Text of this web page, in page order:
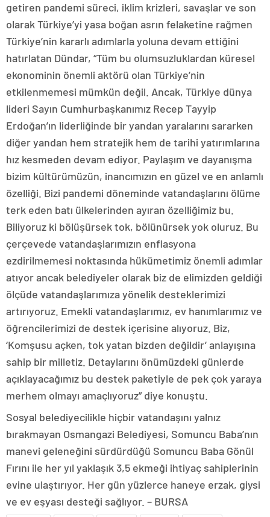
getiren pandemi süreci, iklim krizleri, savaşlar ve son
olarak Türkiye’yi yasa boğan asrın felaketine rağmen
Türkiye’nin kararlı adımlarla yoluna devam ettiğini
hatırlatan Dündar, “Tüm bu olumsuzluklardan küresel
ekonominin önemli aktörü olan Türkiye’nin
etkilenmemesi mümkün değil. Ancak, Türkiye dünya
lideri Sayın Cumhurbaşkanımız Recep Tayyip
Erdoğan’ın liderliğinde bir yandan yaralarını sararken
diğer yandan hem stratejik hem de tarihi yatırımlarına
hız kesmeden devam ediyor. Paylaşım ve dayanışma
bizim kültürümüzün, inancımızın en güzel ve en anlamlı
özelliği. Bizi pandemi döneminde vatandaşlarını ölüme
terk eden batı ülkelerinden ayıran özelliğimiz bu.
Biliyoruz ki bölüşürsek tok, bölünürsek yok oluruz. Bu
çerçevede vatandaşlarımızın enflasyona
ezdirilmemesi noktasında hükümetimiz önemli adımlar
atıyor ancak belediyeler olarak biz de elimizden geldiği
ölçüde vatandaşlarımıza yönelik desteklerimizi
artırıyoruz. Emekli vatandaşlarımız, ev hanımlarımız ve
öğrencilerimizi de destek içerisine alıyoruz. Biz,
‘Komşusu açken, tok yatan bizden değildir’ anlayışına
sahip bir milletiz. Detaylarını önümüzdeki günlerde
açıklayacağımız bu destek paketiyle de pek çok yaraya
merhem olmayı amaçlıyoruz” diye konuştu.
Sosyal belediyecilikle hiçbir vatandaşını yalnız
bırakmayan Osmangazi Belediyesi, Somuncu Baba’nın
manevi geleneğini sürdürdüğü Somuncu Baba Gönül
Fırını ile her yıl yaklaşık 3,5 ekmeği ihtiyaç sahiplerinin
evine ulaştırıyor. Her gün yüzlerce haneye erzak, giysi
ve ev eşyası desteği sağlıyor. – BURSA